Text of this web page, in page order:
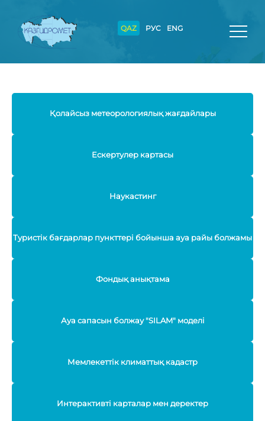
QAZ РУС ENG
Қолайсыз метеорологиялық жағдайлары
Ескертулер картасы
Наукастинг
Туристік бағдарлар пункттері бойынша ауа райы болжамы
Фондық анықтама
Ауа сапасын болжау "SILAM" моделі
Мемлекеттік климаттық кадастр
Интерактивті карталар мен деректер